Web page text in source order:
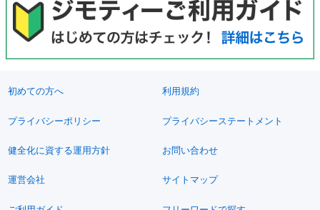
初めての方へ 利用規約
プライバシーポリシー プライバシーステートメント
健全化に資する運用方針 お問い合わせ
運営会社 サイトマップ